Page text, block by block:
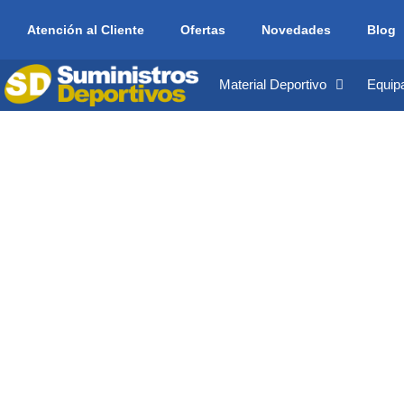
Atención al Cliente Ofertas Novedades Blog
Material Deportivo